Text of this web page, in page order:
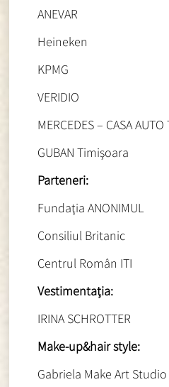
ANEVAR
Heineken
KPMG
VERIDIO
MERCEDES – CASA AUTO
GUBAN Timişoara
Parteneri:
Fundaţia ANONIMUL
Consiliul Britanic
Centrul Român ITI
Vestimentaţia:
IRINA SCHROTTER
Make-up&hair style:
Gabriela Make Art Studio